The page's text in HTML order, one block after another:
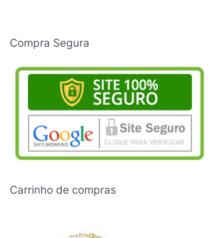
Compra Segura
Carrinho de compras